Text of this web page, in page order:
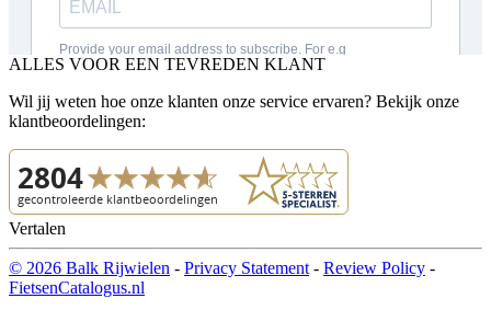
ALLES VOOR EEN TEVREDEN KLANT
Wil jij weten hoe onze klanten onze service ervaren? Bekijk onze
klantbeoordelingen:
Vertalen
© 2026 Balk Rijwielen - Privacy Statement - Review Policy -
FietsenCatalogus.nl